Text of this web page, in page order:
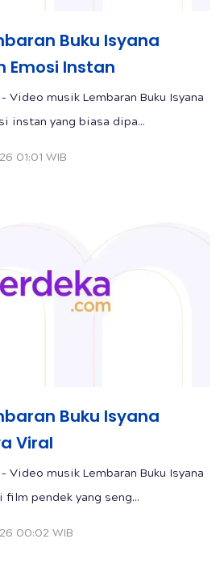
Buku Isyana
Emosi Instan
Video musik Lembaran Buku Isyana
instan yang biasa dipa...
01:01 WIB
Buku Isyana
Viral
Video musik Lembaran Buku Isyana
pendek yang seng...
00:02 WIB